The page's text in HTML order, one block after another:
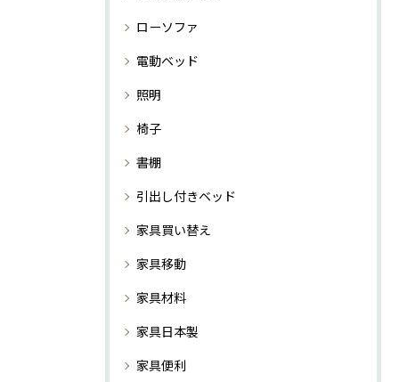
ローソファ
電動ベッド
照明
椅子
書棚
引出し付きベッド
家具買い替え
家具移動
家具材料
家具日本製
家具便利